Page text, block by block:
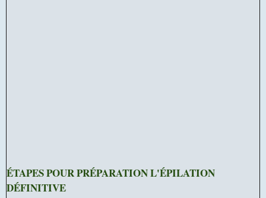
ÉTAPES POUR PRÉPARATION L'ÉPILATION
DÉFINITIVE